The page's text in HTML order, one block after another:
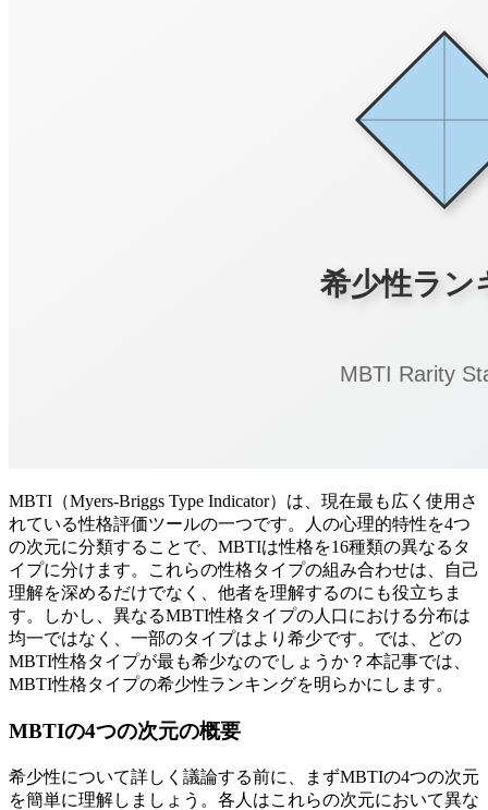
MBTI（Myers-Briggs Type Indicator）は、現在最も広く使用さ
れている性格評価ツールの一つです。人の心理的特性を4つ
の次元に分類することで、MBTIは性格を16種類の異なるタ
イプに分けます。これらの性格タイプの組み合わせは、自己
理解を深めるだけでなく、他者を理解するのにも役立ちま
す。しかし、異なるMBTI性格タイプの人口における分布は
均一ではなく、一部のタイプはより希少です。では、どの
MBTI性格タイプが最も希少なのでしょうか？本記事では、
MBTI性格タイプの希少性ランキングを明らかにします。
MBTIの4つの次元の概要
希少性について詳しく議論する前に、まずMBTIの4つの次元
を簡単に理解しましょう。各人はこれらの次元において異な